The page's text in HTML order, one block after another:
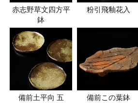
赤志野草文四方平
鉢
粉引飛釉花入
備前土平向 五 備前この葉鉢